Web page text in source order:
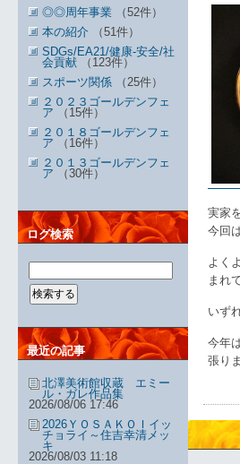
実家
今回
よく
まれ
いず
今年
張り
◎◎周年事業 （52件）
本の紹介 （51件）
SDGs/EA21/健康-安全/社
会貢献 （123件）
スポーツ関係 （25件）
２０２３ゴールデンフェ
ア （15件）
２０１８ゴールデンフェ
ア （16件）
２０１３ゴールデンフェ
ア （30件）
ログ検索
最近の記事
北澤美術館収蔵 エミー
ル・ガレ作品集
2026/08/06 17:46
2026ＹＯＳＡＫＯＩイッ
チョライ～住吉幸清メッ
キ
2026/08/03 11:18